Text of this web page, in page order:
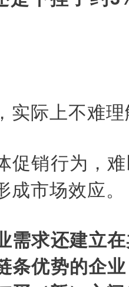
实际上不难
促销行为，
市场效应。
需求还建立
条优势的企